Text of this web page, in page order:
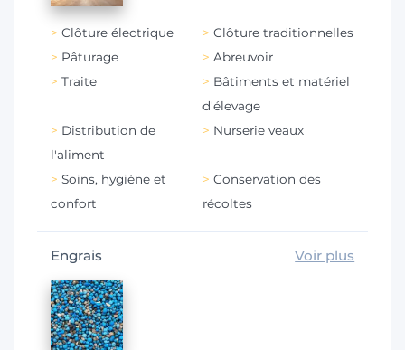
Clôture électrique
Clôture traditionnelles
Pâturage
Abreuvoir
Traite
Bâtiments et matériel
d'élevage
Distribution de
l'aliment
Nurserie veaux
Soins, hygiène et
confort
Conservation des
récoltes
Engrais Voir plus